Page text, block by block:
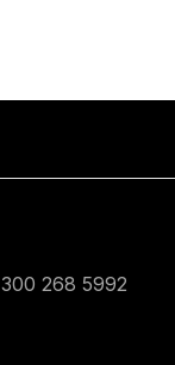
300 268 5992